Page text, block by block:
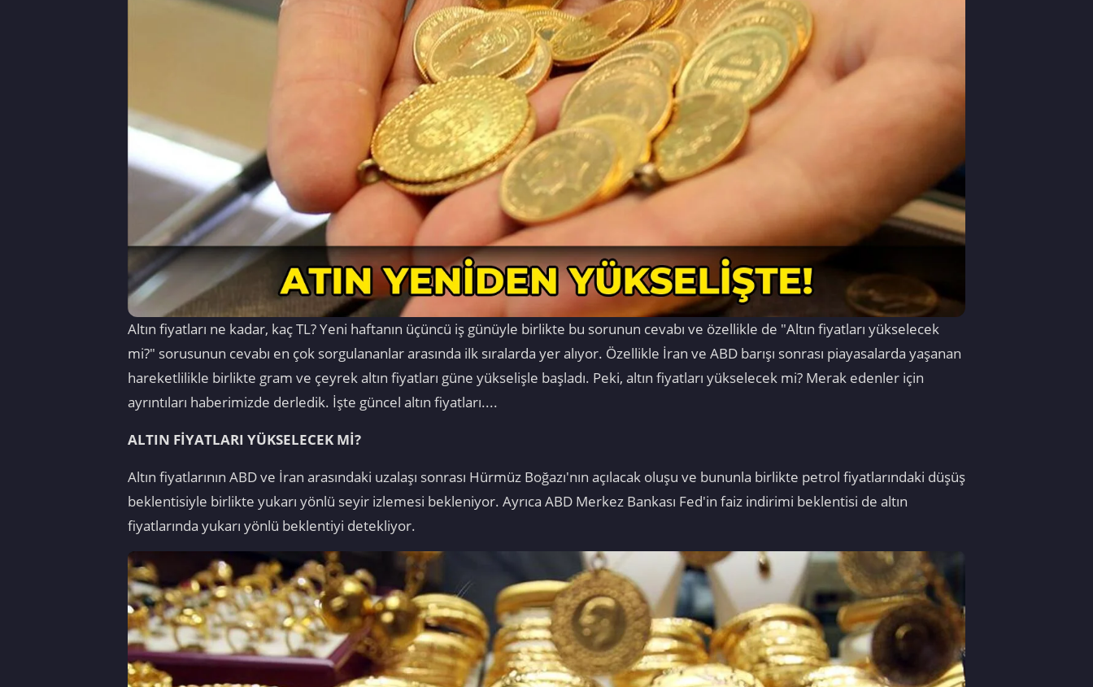
Altın fiyatları ne kadar, kaç TL? Yeni haftanın üçüncü iş günüyle birlikte bu sorunun cevabı ve özellikle de "Altın fiyatları yükselecek
mi?" sorusunun cevabı en çok sorgulananlar arasında ilk sıralarda yer alıyor. Özellikle İran ve ABD barışı sonrası piayasalarda yaşanan
hareketlilikle birlikte gram ve çeyrek altın fiyatları güne yükselişle başladı. Peki, altın fiyatları yükselecek mi? Merak edenler için
ayrıntıları haberimizde derledik. İşte güncel altın fiyatları....
ALTIN FİYATLARI YÜKSELECEK Mİ?
Altın fiyatlarının ABD ve İran arasındaki uzalaşı sonrası Hürmüz Boğazı'nın açılacak oluşu ve bununla birlikte petrol fiyatlarındaki düşüş
beklentisiyle birlikte yukarı yönlü seyir izlemesi bekleniyor. Ayrıca ABD Merkez Bankası Fed'in faiz indirimi beklentisi de altın
fiyatlarında yukarı yönlü beklentiyi detekliyor.